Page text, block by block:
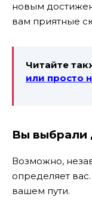
новым
вам приятные
Читайте
или просто
Вы
Возможно,
определяет
вашем пути.